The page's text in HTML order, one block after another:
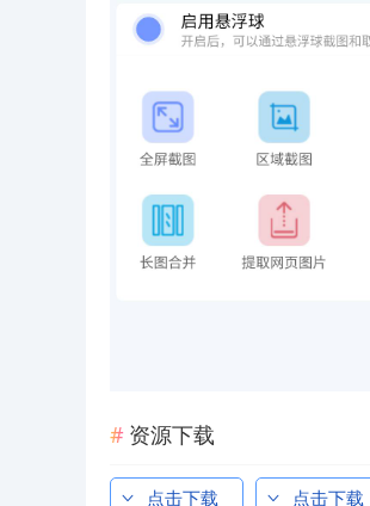
资源下载
点击下载 点击下载